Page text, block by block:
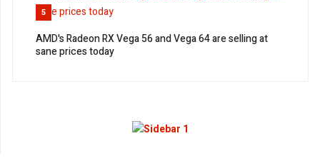
5
AMD's Radeon RX Vega 56 and Vega 64 are selling at
sane prices today